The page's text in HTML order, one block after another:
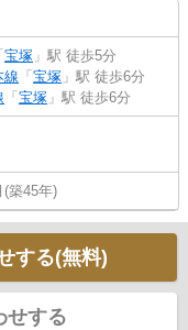
宝塚 」駅 徒歩5分
線 「 宝塚 」駅 徒歩6分
「 宝塚 」駅 徒歩6分
(築45年)
する(無料)
せする